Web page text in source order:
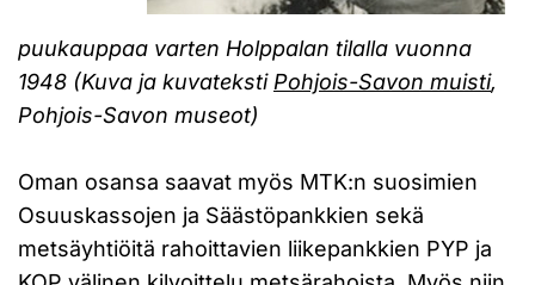
puukauppaa varten Holppalan tilalla vuonna
1948 (Kuva ja kuvateksti Pohjois-Savon muisti,
Pohjois-Savon museot)
Oman osansa saavat myös MTK:n suosimien
Osuuskassojen ja Säästöpankkien sekä
metsäyhtiöitä rahoittavien liikepankkien PYP ja